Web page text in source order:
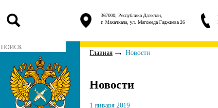
367000, Республика Дагестан,
г. Махачкала, ул. Магомеда Гаджиева 26
Главная Новости
Новости
1 января 2019